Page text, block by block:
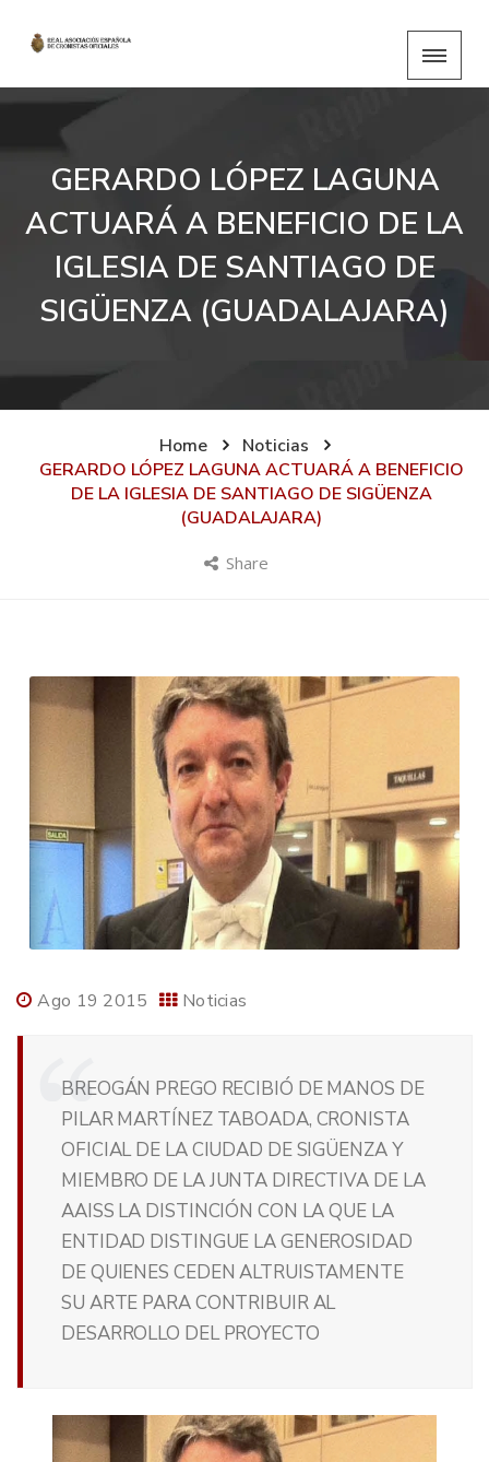
GERARDO LÓPEZ LAGUNA
ACTUARÁ A BENEFICIO DE LA
IGLESIA DE SANTIAGO DE
SIGÜENZA (GUADALAJARA)
Home
Noticias
GERARDO LÓPEZ LAGUNA ACTUARÁ A BENEFICIO
DE LA IGLESIA DE SANTIAGO DE SIGÜENZA
(GUADALAJARA)
Share
Ago 19 2015 Noticias
BREOGÁN PREGO RECIBIÓ DE MANOS DE
PILAR MARTÍNEZ TABOADA, CRONISTA
OFICIAL DE LA CIUDAD DE SIGÜENZA Y
MIEMBRO DE LA JUNTA DIRECTIVA DE LA
AAISS LA DISTINCIÓN CON LA QUE LA
ENTIDAD DISTINGUE LA GENEROSIDAD
DE QUIENES CEDEN ALTRUISTAMENTE
SU ARTE PARA CONTRIBUIR AL
DESARROLLO DEL PROYECTO